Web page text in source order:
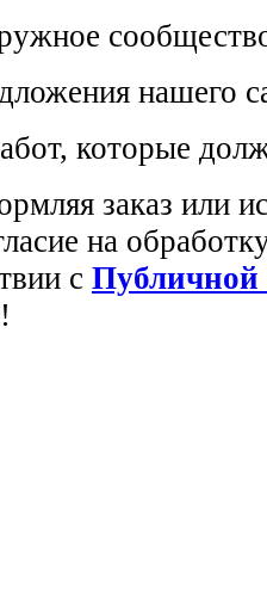
нашего
которые
заказ или
на
с Публичной